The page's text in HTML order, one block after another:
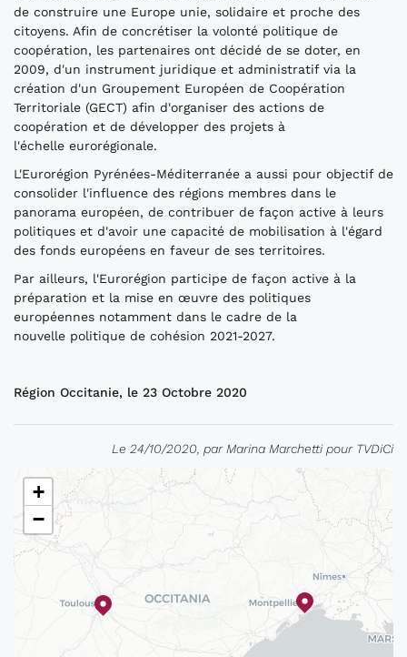
de construire une Europe unie, solidaire et proche des
citoyens. Afin de concrétiser la volonté politique de
coopération, les partenaires ont décidé de se doter, en
2009, d'un instrument juridique et administratif via la
création d'un Groupement Européen de Coopération
Territoriale (GECT) afin d'organiser des actions de
coopération et de développer des projets à
l'échelle eurorégionale.
L'Eurorégion Pyrénées-Méditerranée a aussi pour objectif de
consolider l'influence des régions membres dans le
panorama européen, de contribuer de façon active à leurs
politiques et d'avoir une capacité de mobilisation à l'égard
des fonds européens en faveur de ses territoires.
Par ailleurs, l'Eurorégion participe de façon active à la
préparation et la mise en œuvre des politiques
européennes notamment dans le cadre de la
nouvelle politique de cohésion 2021-2027.
Région Occitanie, le 23 Octobre 2020
Le 24/10/2020, par Marina Marchetti pour TVDiCi
+
−